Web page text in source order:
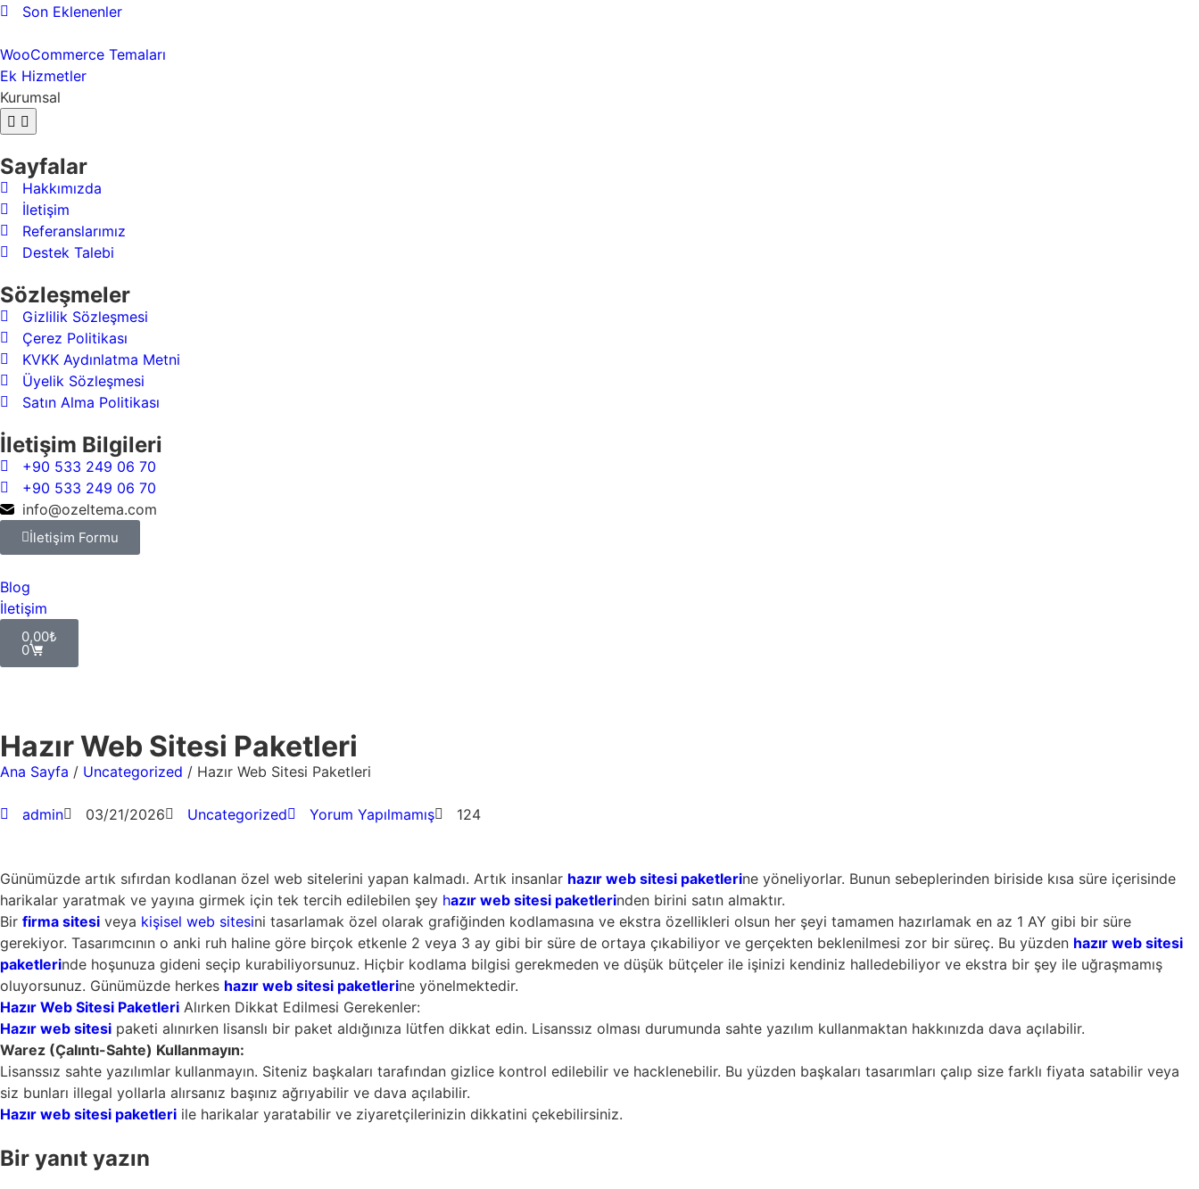
Son Eklenenler
WooCommerce Temaları
Ek Hizmetler
Kurumsal
Sayfalar
Hakkımızda
İletişim
Referanslarımız
Destek Talebi
Sözleşmeler
Gizlilik Sözleşmesi
Çerez Politikası
KVKK Aydınlatma Metni
Üyelik Sözleşmesi
Satın Alma Politikası
İletişim Bilgileri
+90 533 249 06 70
+90 533 249 06 70
info@ozeltema.com
İletişim Formu
Blog
İletişim
0,00₺
0
Hazır Web Sitesi Paketleri
Ana Sayfa / Uncategorized / Hazır Web Sitesi Paketleri
admin 03/21/2026 Uncategorized Yorum Yapılmamış 124
Günümüzde artık sıfırdan kodlanan özel web sitelerini yapan kalmadı. Artık insanlar hazır web sitesi paketlerine yöneliyorlar. Bunun sebeplerinden biriside kısa süre içerisinde
harikalar yaratmak ve yayına girmek için tek tercih edilebilen şey hazır web sitesi paketlerinden birini satın almaktır.
Bir firma sitesi veya kişisel web sitesini tasarlamak özel olarak grafiğinden kodlamasına ve ekstra özellikleri olsun her şeyi tamamen hazırlamak en az 1 AY gibi bir süre
gerekiyor. Tasarımcının o anki ruh haline göre birçok etkenle 2 veya 3 ay gibi bir süre de ortaya çıkabiliyor ve gerçekten beklenilmesi zor bir süreç. Bu yüzden hazır web sitesi
paketlerinde hoşunuza gideni seçip kurabiliyorsunuz. Hiçbir kodlama bilgisi gerekmeden ve düşük bütçeler ile işinizi kendiniz halledebiliyor ve ekstra bir şey ile uğraşmamış
oluyorsunuz. Günümüzde herkes hazır web sitesi paketlerine yönelmektedir.
Hazır Web Sitesi Paketleri Alırken Dikkat Edilmesi Gerekenler:
Hazır web sitesi paketi alınırken lisanslı bir paket aldığınıza lütfen dikkat edin. Lisanssız olması durumunda sahte yazılım kullanmaktan hakkınızda dava açılabilir.
Warez (Çalıntı-Sahte) Kullanmayın:
Lisanssız sahte yazılımlar kullanmayın. Siteniz başkaları tarafından gizlice kontrol edilebilir ve hacklenebilir. Bu yüzden başkaları tasarımları çalıp size farklı fiyata satabilir veya
siz bunları illegal yollarla alırsanız başınız ağrıyabilir ve dava açılabilir.
Hazır web sitesi paketleri ile harikalar yaratabilir ve ziyaretçilerinizin dikkatini çekebilirsiniz.
Bir yanıt yazın